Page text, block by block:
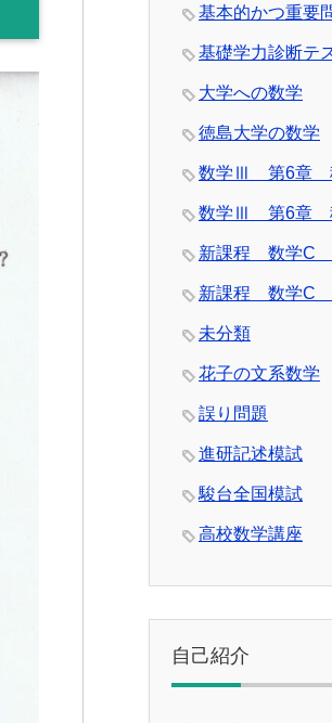
基本的かつ重要
基礎学力診断テ
大学への数学
徳島大学の数学
数学Ⅲ 第6章
数学Ⅲ 第6章
新課程 数学C
新課程 数学C
未分類
花子の文系数学
誤り問題
進研記述模試
駿台全国模試
高校数学講座
自己紹介